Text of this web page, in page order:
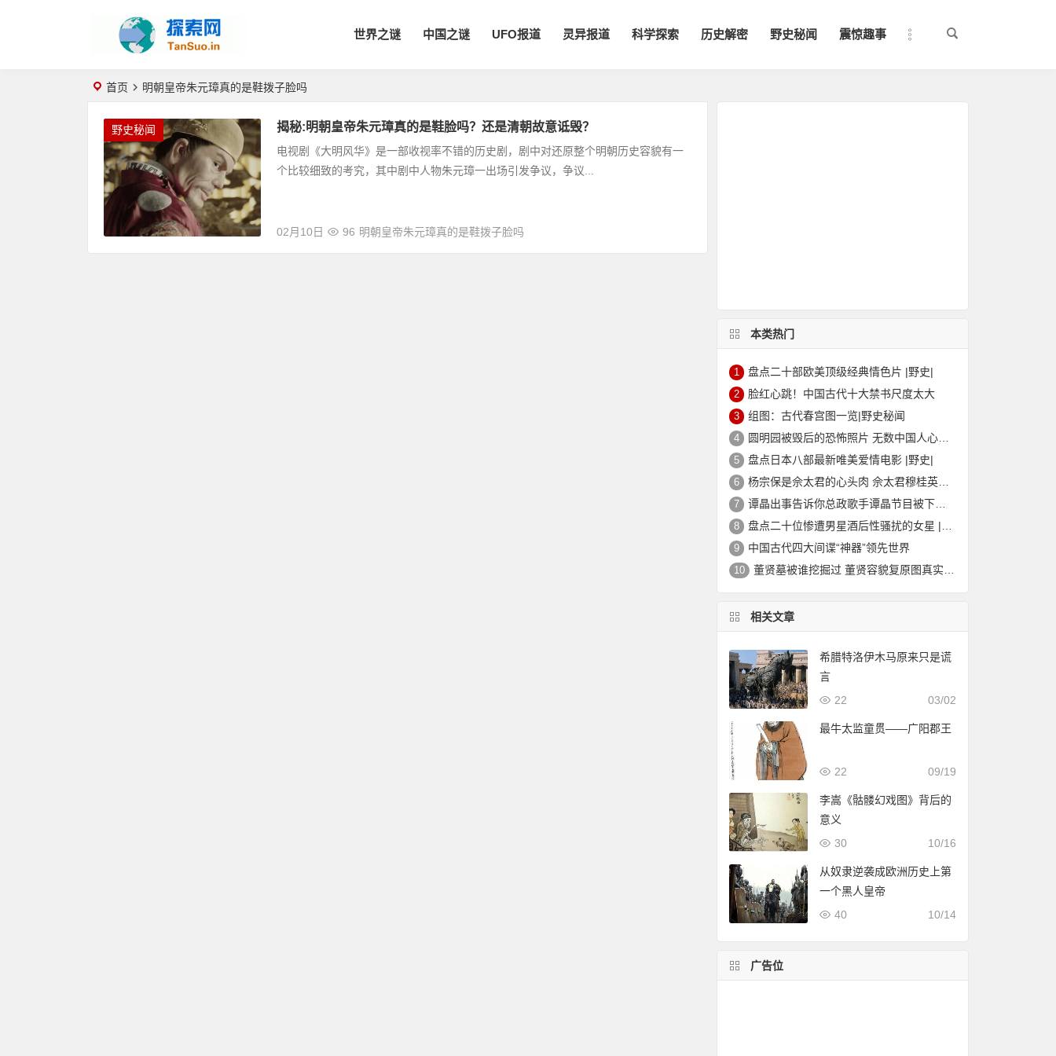
世界之谜 中国之谜 UFO报道 灵异报道 科学探索 历史解密 野史秘闻 震惊趣事
首页 明朝皇帝朱元璋真的是鞋拨子脸吗
野史秘闻 揭秘:明朝皇帝朱元璋真的是鞋脸吗？还是清朝故意诋毁？
电视剧《大明风华》是一部收视率不错的历史剧，剧中对还原整个明朝历史容貌有一
个比较细致的考究，其中剧中人物朱元璋一出场引发争议，争议...
02月10日 96 明朝皇帝朱元璋真的是鞋拨子脸吗
本类热门
1 盘点二十部欧美顶级经典情色片 |野史|
2 脸红心跳！中国古代十大禁书尺度太大
3 组图：古代春宫图一览|野史秘闻
4 圆明园被毁后的恐怖照片 无数中国人心中的痛
5 盘点日本八部最新唯美爱情电影 |野史|
6 杨宗保是佘太君的心头肉 佘太君穆桂英的故事|野史秘闻
7 谭晶出事告诉你总政歌手谭晶节目被下架的真相
8 盘点二十位惨遭男星酒后性骚扰的女星 |野史|
9 中国古代四大间谍“神器”领先世界
10 董贤墓被谁挖掘过 董贤容貌复原图真实外貌|野史秘闻
相关文章
希腊特洛伊木马原来只是谎
言
03/02
22
最牛太监童贯——广阳郡王
09/19
22
李嵩《骷髅幻戏图》背后的
意义
10/16
30
从奴隶逆袭成欧洲历史上第
一个黑人皇帝
10/14
40
广告位